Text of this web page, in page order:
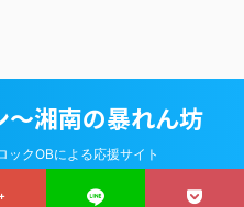
湘南の暴れん坊
ックOBによる応援サイト
ン～湘南の暴れん坊